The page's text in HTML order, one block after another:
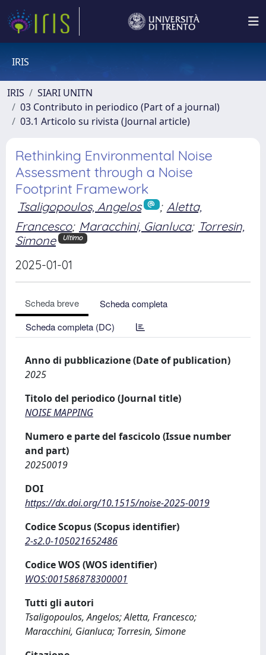
IRIS
IRIS
SIARI UNITN
03 Contributo in periodico (Part of a journal)
03.1 Articolo su rivista (Journal article)
Rethinking Environmental Noise
Assessment through a Noise
Footprint Framework
Tsaligopoulos, Angelos ; Aletta,
Francesco; Maracchini, Gianluca; Torresin,
Simone
Ultimo
2025-01-01
Scheda breve
Scheda completa
Scheda completa (DC)
Anno di pubblicazione (Date of publication)
2025
Titolo del periodico (Journal title)
NOISE MAPPING
Numero e parte del fascicolo (Issue number
and part)
20250019
DOI
https://dx.doi.org/10.1515/noise-2025-0019
Codice Scopus (Scopus identifier)
2-s2.0-105021652486
Codice WOS (WOS identifier)
WOS:001586878300001
Tutti gli autori
Tsaligopoulos, Angelos; Aletta, Francesco;
Maracchini, Gianluca; Torresin, Simone